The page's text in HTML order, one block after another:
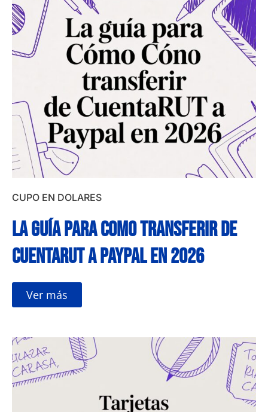
CUPO EN DOLARES
La guía para como transferir de
cuentarut a paypal en 2026
Ver más